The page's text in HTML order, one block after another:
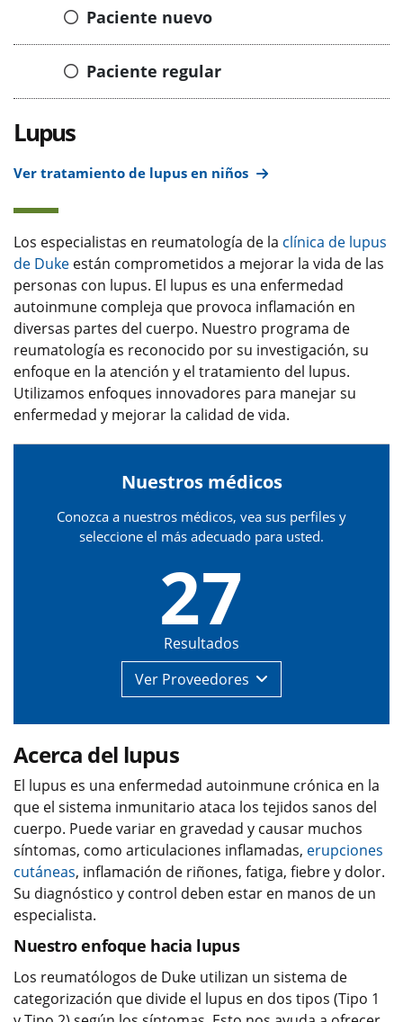
Paciente nuevo
Paciente regular
Lupus
Ver tratamiento de lupus en niños
Los especialistas en reumatología de la clínica de lupus
de Duke están comprometidos a mejorar la vida de las
personas con lupus. El lupus es una enfermedad
autoinmune compleja que provoca inflamación en
diversas partes del cuerpo. Nuestro programa de
reumatología es reconocido por su investigación, su
enfoque en la atención y el tratamiento del lupus.
Utilizamos enfoques innovadores para manejar su
enfermedad y mejorar la calidad de vida.
27
Resultados
Ver Proveedores
Nuestros médicos
Conozca a nuestros médicos, vea sus perfiles y
seleccione el más adecuado para usted.
Acerca del lupus
El lupus es una enfermedad autoinmune crónica en la
que el sistema inmunitario ataca los tejidos sanos del
cuerpo. Puede variar en gravedad y causar muchos
síntomas, como articulaciones inflamadas, erupciones
cutáneas, inflamación de riñones, fatiga, fiebre y dolor.
Su diagnóstico y control deben estar en manos de un
especialista.
Nuestro enfoque hacia lupus
Los reumatólogos de Duke utilizan un sistema de
categorización que divide el lupus en dos tipos (Tipo 1